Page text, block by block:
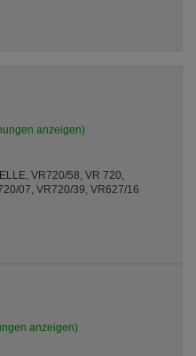
anzeigen)
VR720/58, VR 720,
07, VR720/39, VR627/16
anzeigen)